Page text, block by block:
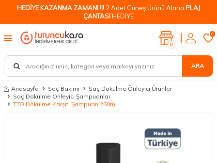
HEDİYE KAZANMA ZAMANI !!! 2 Adet Güneş Ürünü Alana PLAJ
ÇANTASIHEDİYE
ARA
0
0
Anasayfa Saç Bakımı
Saç Dökülme Önleyici Ürünler
Saç Dökülme Önleyici Şampuanlar
TTO Dökülme Karşıtı Şampuan 250ml